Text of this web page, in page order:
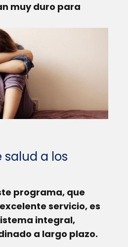
muy duro para
salud a los
programa, que
servicio, es
integral,
a largo plazo.